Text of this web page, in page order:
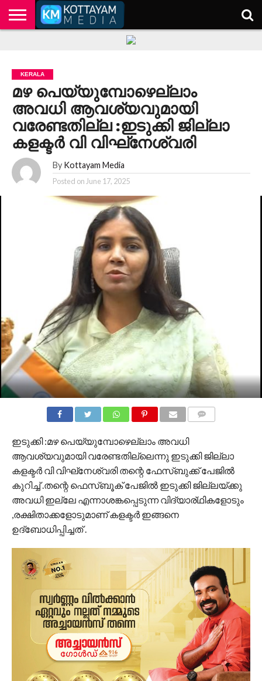
KERALA
മഴ പെയ്യുമ്പോഴെല്ലാം
അവധി ആവശ്യവുമായി
വരേണ്ടതില്ല :ഇടുക്കി ജില്ലാ
കളക്ടർ വി വിഘ്‌നേശ്വരി
By Kottayam Media
Posted on June 17, 2025
ഇടുക്കി :മഴ പെയ്യുമ്പോഴെല്ലാം അവധി
ആവശ്യവുമായി വരേണ്ടതില്ലെന്നു ഇടുക്കി ജില്ലാ
കളക്ടർ വി വിഘ്‌നേശ്വരി തന്റെ ഫേസ്‌ബുക്ക് പേജിൽ
കുറിച്ച് .തന്റെ ഫെസ്ബൂക് പേജിൽ ഇടുക്കി ജില്ലയ്ക്കു
അവധി ഇല്ലേ എന്നാശങ്കപ്പെടുന്ന വിദ്യാര്ഥികളോടും
,രക്ഷിതാക്കളോടുമാണ് കളക്ടർ ഇങ്ങനെ
ഉദ്ബോധിപ്പിച്ചത് .